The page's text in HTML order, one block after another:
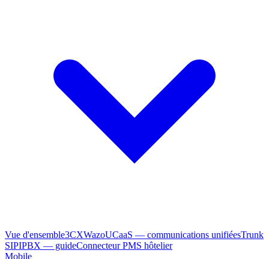
Vue d'ensemble3CXWazoUCaaS — communications unifiéesTrunk
SIPIPBX — guideConnecteur PMS hôtelier
Mobile